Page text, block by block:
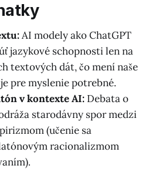
AI modely ako ChatGPT
jazykové schopnosti len na
textových dát, čo mení naše
pre myslenie potrebné.
v kontexte AI: Debata o
starodávny spor medzi
(učenie sa
racionalizmom